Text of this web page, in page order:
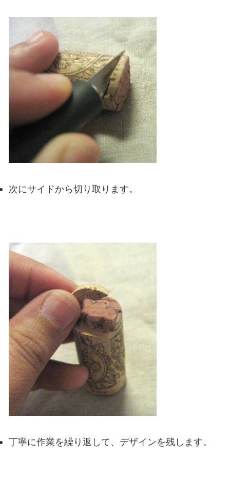
次にサイドから切り取ります。
丁寧に作業を繰り返して、デザインを残します。